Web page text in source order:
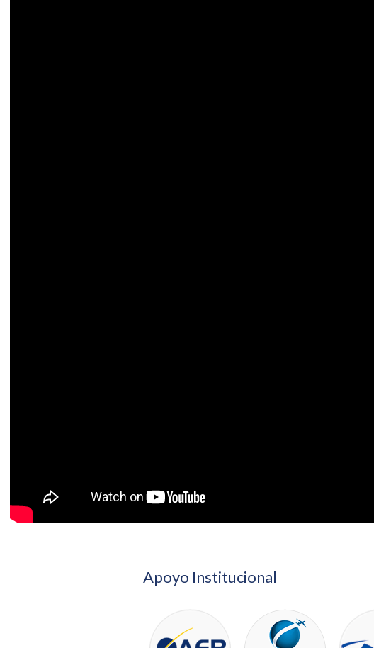
Apoyo Institucional